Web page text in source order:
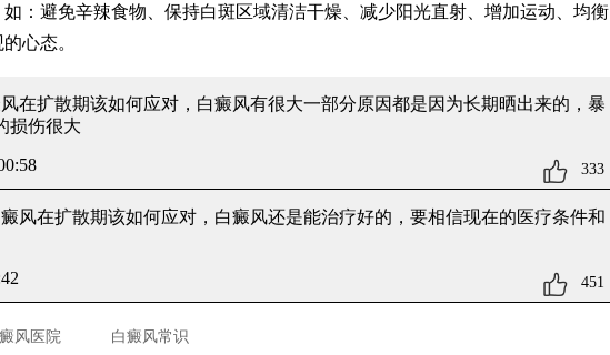
：避免辛辣食物、保持白斑区域清洁干燥、减少阳光直射、增加运动、均衡
心态。
在扩散期该如何应对 ，白癜风有很大一部分原因都是因为长期晒出来的，暴
损伤很大
333
风在扩散期该如何应对 ，白癜风还是能治疗好的，要相信现在的医疗条件和
451
风医院 白癜风常识